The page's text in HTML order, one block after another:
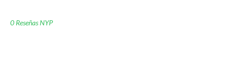
0 Reseñas NYP